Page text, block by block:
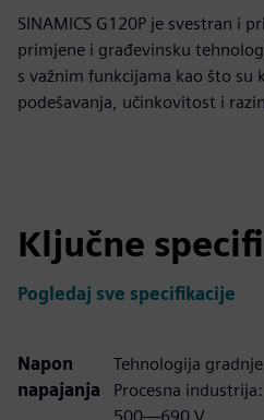
SINAMICS G120P je svestran i
primjene i građevinsku
s važnim funkcijama kao što su
podešavanja, učinkovitost i
Ključne
Pogledaj sve specifikacije
Napon
napajanja
Tehnologija
Procesna